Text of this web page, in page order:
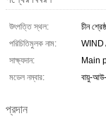
উৎপত্তি স্থল:
চীন
পরিচিতিমুলক নাম:
WIND
সাক্ষ্যদান:
Main
মডেল নম্বার:
বায়ু-
প্রদান